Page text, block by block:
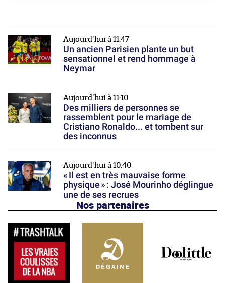
Aujourd'hui à 11:47
Un ancien Parisien plante un but
sensationnel et rend hommage à
Neymar
Aujourd'hui à 11:10
Des milliers de personnes se
rassemblent pour le mariage de
Cristiano Ronaldo... et tombent sur
des inconnus
Aujourd'hui à 10:40
« Il est en très mauvaise forme
physique » : José Mourinho déglingue
une de ses recrues
Nos partenaires